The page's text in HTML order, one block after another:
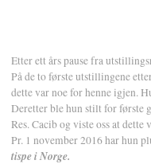
Etter ett års pause fra
På de to første utstillingene
dette var noe for henne igjen.
Deretter ble hun stilt for første
Res. Cacib og viste oss at dette
Pr. 1 november 2016 har hun
tispe i Norge.